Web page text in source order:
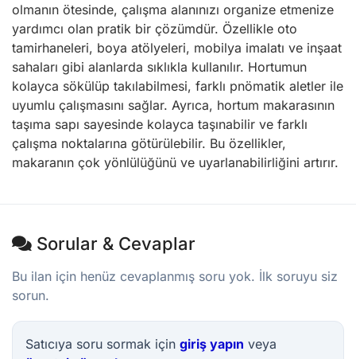
olmanın ötesinde, çalışma alanınızı organize etmenize
yardımcı olan pratik bir çözümdür. Özellikle oto
tamirhaneleri, boya atölyeleri, mobilya imalatı ve inşaat
sahaları gibi alanlarda sıklıkla kullanılır. Hortumun
kolayca sökülüp takılabilmesi, farklı pnömatik aletler ile
uyumlu çalışmasını sağlar. Ayrıca, hortum makarasının
taşıma sapı sayesinde kolayca taşınabilir ve farklı
çalışma noktalarına götürülebilir. Bu özellikler,
makaranın çok yönlülüğünü ve uyarlanabilirliğini artırır.
Sorular & Cevaplar
Bu ilan için henüz cevaplanmış soru yok. İlk soruyu siz
sorun.
Satıcıya soru sormak için giriş yapın veya